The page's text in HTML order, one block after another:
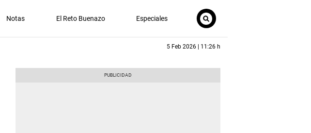
Notas El Reto Buenazo Especiales
5 Feb 2026 | 11:26 h